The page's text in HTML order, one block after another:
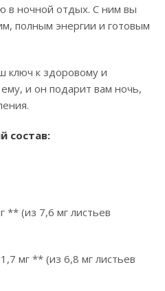
в ночной отдых. С ним вы
полным энергии и готовым
ключ к здоровому и
и он подарит вам ночь,
состав:
** (из 7,6 мг листьев
мг ** (из 6,8 мг листьев